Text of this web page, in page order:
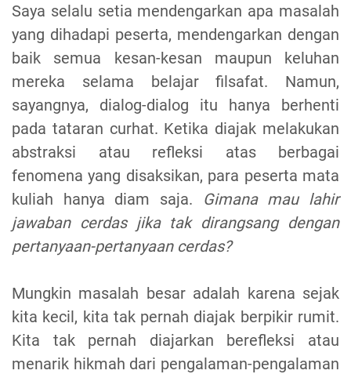
Saya selalu setia mendengarkan apa masalah
yang dihadapi peserta, mendengarkan dengan
baik semua kesan-kesan maupun keluhan
mereka selama belajar filsafat. Namun,
sayangnya, dialog-dialog itu hanya berhenti
pada tataran curhat. Ketika diajak melakukan
abstraksi atau refleksi atas berbagai
fenomena yang disaksikan, para peserta mata
kuliah hanya diam saja. Gimana mau lahir
jawaban cerdas jika tak dirangsang dengan
pertanyaan-pertanyaan cerdas?
Mungkin masalah besar adalah karena sejak
kita kecil, kita tak pernah diajak berpikir rumit.
Kita tak pernah diajarkan berefleksi atau
menarik hikmah dari pengalaman-pengalaman